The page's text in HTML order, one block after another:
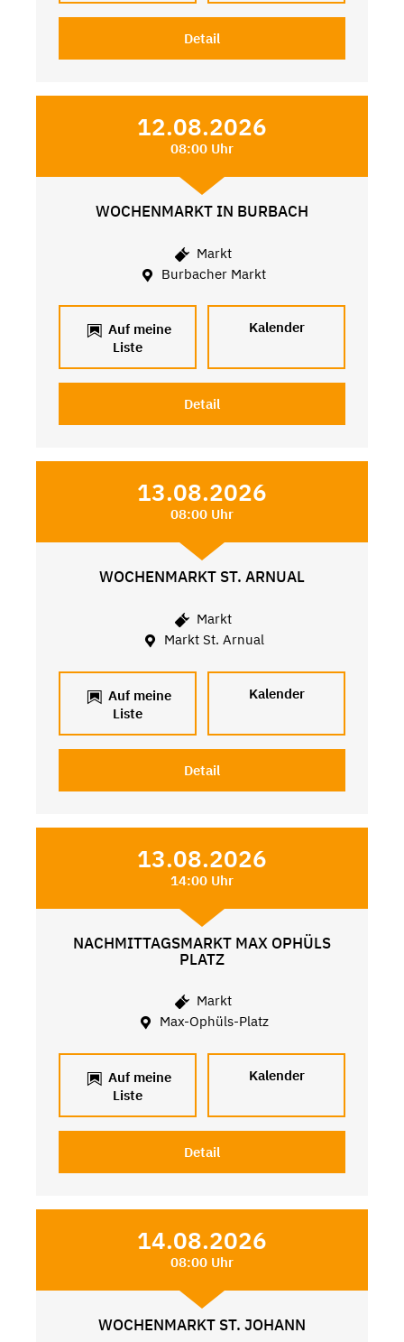
Detail
12.08.2026
08:00 Uhr
WOCHENMARKT IN BURBACH
Markt
Burbacher Markt
Auf meine
Liste
Kalender
Detail
13.08.2026
08:00 Uhr
WOCHENMARKT ST. ARNUAL
Markt
Markt St. Arnual
Auf meine
Liste
Kalender
Detail
13.08.2026
14:00 Uhr
NACHMITTAGSMARKT MAX OPHÜLS
PLATZ
Markt
Max-Ophüls-Platz
Auf meine
Liste
Kalender
Detail
14.08.2026
08:00 Uhr
WOCHENMARKT ST. JOHANN